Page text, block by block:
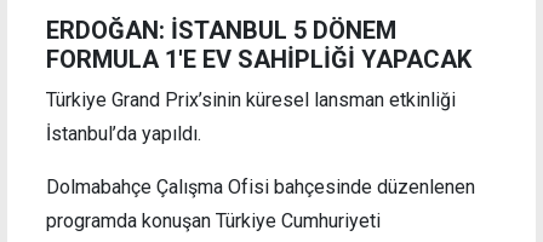
ERDOĞAN: İSTANBUL 5 DÖNEM
FORMULA 1'E EV SAHİPLİĞİ YAPACAK
Türkiye Grand Prix’sinin küresel lansman etkinliği
İstanbul’da yapıldı.
Dolmabahçe Çalışma Ofisi bahçesinde düzenlenen
programda konuşan Türkiye Cumhuriyeti